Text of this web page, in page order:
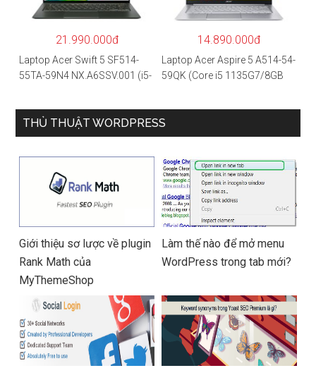
4GB/Win10) – Hàng chính
21.990.000đ
Laptop Acer Swift 5 SF514-
55TA-59N4 NX.A6SSV.001 (i5-
anh) – Hàng chính hãng
14.890.000đ
Laptop Acer Aspire 5 A514-54-
59QK (Core i5 1135G7/8GB
THỦ THUẬT WORDPRESS
Giới thiệu sơ lược về plugin
Rank Math của
MyThemeShop
Làm thế nào để mở menu
WordPress trong tab mới?